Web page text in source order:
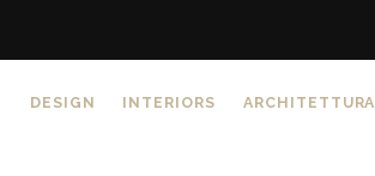
DESIGN INTERIORS ARCHITETTURA